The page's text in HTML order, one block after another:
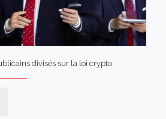
divisés sur la loi crypto